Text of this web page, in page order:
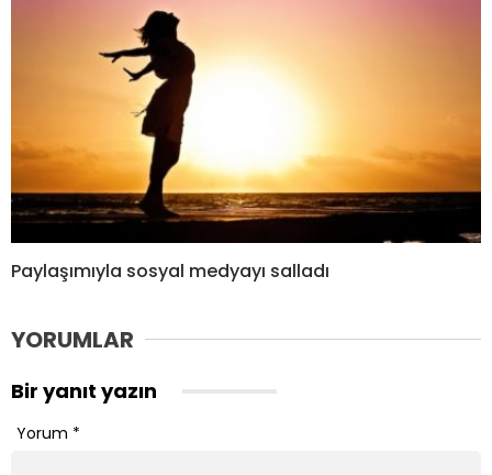
Paylaşımıyla sosyal medyayı salladı
YORUMLAR
Bir yanıt yazın
Yorum *